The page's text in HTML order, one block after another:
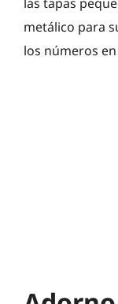
metálico para
los números